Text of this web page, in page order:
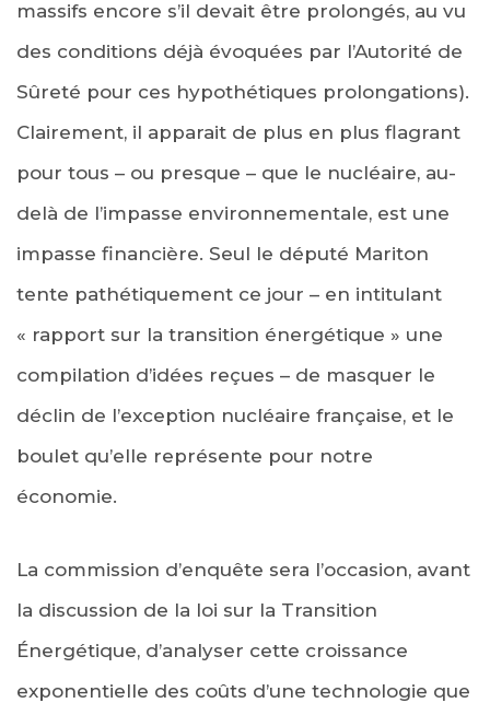
massifs encore s’il devait être prolongés, au vu
des conditions déjà évoquées par l’Autorité de
Sûreté pour ces hypothétiques prolongations).
Clairement, il apparait de plus en plus flagrant
pour tous – ou presque – que le nucléaire, au-
delà de l’impasse environnementale, est une
impasse financière. Seul le député Mariton
tente pathétiquement ce jour – en intitulant
« rapport sur la transition énergétique » une
compilation d’idées reçues – de masquer le
déclin de l’exception nucléaire française, et le
boulet qu’elle représente pour notre
économie.
La commission d’enquête sera l’occasion, avant
la discussion de la loi sur la Transition
Énergétique, d’analyser cette croissance
exponentielle des coûts d’une technologie que